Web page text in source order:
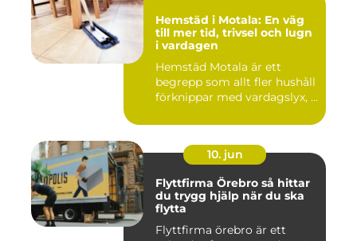
Hemstäd i Motala: En väg
till mer tid, trivsel och lugn
i vardagen
Hemstäd Motala är ett
begrepp som allt fler hushåll
förknippar med vardagslyx, ...
10. jun
Flyttfirma Örebro så hittar
du trygg hjälp när du ska
flytta
Flyttfirma örebro är ett